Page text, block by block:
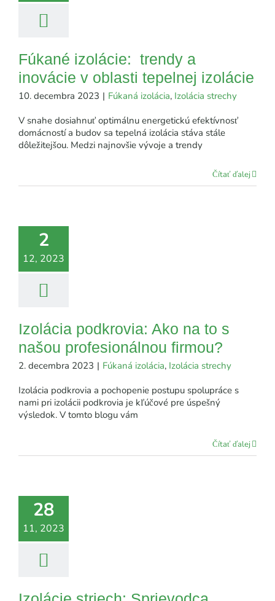
Fúkané izolácie: trendy a
inovácie v oblasti tepelnej izolácie
10. decembra 2023 | Fúkaná izolácia, Izolácia strechy
V snahe dosiahnuť optimálnu energetickú efektívnosť
domácností a budov sa tepelná izolácia stáva stále
dôležitejšou. Medzi najnovšie vývoje a trendy
Čítať ďalej
2
12, 2023
Izolácia podkrovia: Ako na to s
našou profesionálnou firmou?
2. decembra 2023 | Fúkaná izolácia, Izolácia strechy
Izolácia podkrovia a pochopenie postupu spolupráce s
nami pri izolácii podkrovia je kľúčové pre úspešný
výsledok. V tomto blogu vám
Čítať ďalej
28
11, 2023